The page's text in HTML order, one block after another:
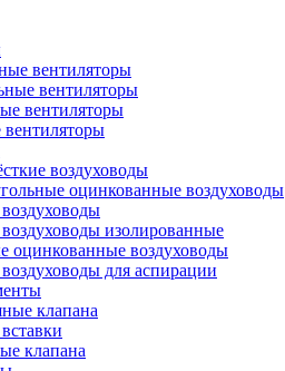
вентиляторы
вентиляторы
вентиляторы
воздуховоды
оцинкованные воздуховоды
изолированные
оцинкованные воздуховоды
для аспирации
клапана
клапана